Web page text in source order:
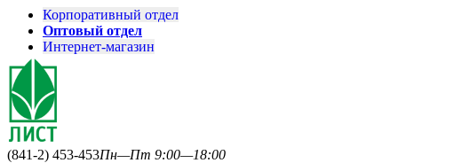
Корпоративный отдел
Оптовый отдел
Интернет-магазин
(841-2) 453-453Пн—Пт 9:00—18:00